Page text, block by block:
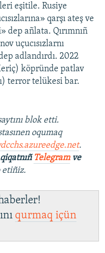
eşitile. Rusiye
qarşı ateş ve
dep añlata. Qırımnıñ
uçucısızlarnı
adlandırdı. 2022
köpründe patlav
terror telükesi bar.
blok etti.
oqumaq
.
Telegramve
etiñiz.
qurmaq içün